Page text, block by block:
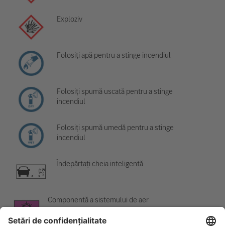
Exploziv
Folosiți apă pentru a stinge incendiul
Folosiți spumă uscată pentru a stinge
incendiul
Folosiți spumă umedă pentru a stinge
incendiul
Îndepărtați cheia inteligentă
Componentă a sistemului de aer
condiționat